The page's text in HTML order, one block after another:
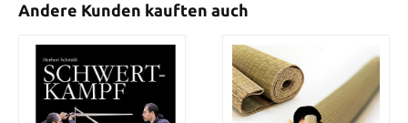
Andere Kunden kauften auch